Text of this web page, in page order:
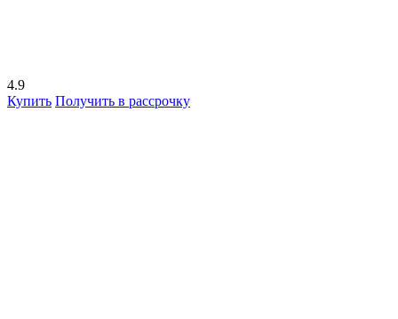
4.9
Купить Получить в рассрочку